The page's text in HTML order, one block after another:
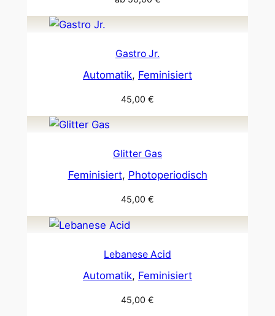
Gastro Jr.
Automatik, Feminisiert
45,00 €
Glitter Gas
Feminisiert, Photoperiodisch
45,00 €
Lebanese Acid
Automatik, Feminisiert
45,00 €